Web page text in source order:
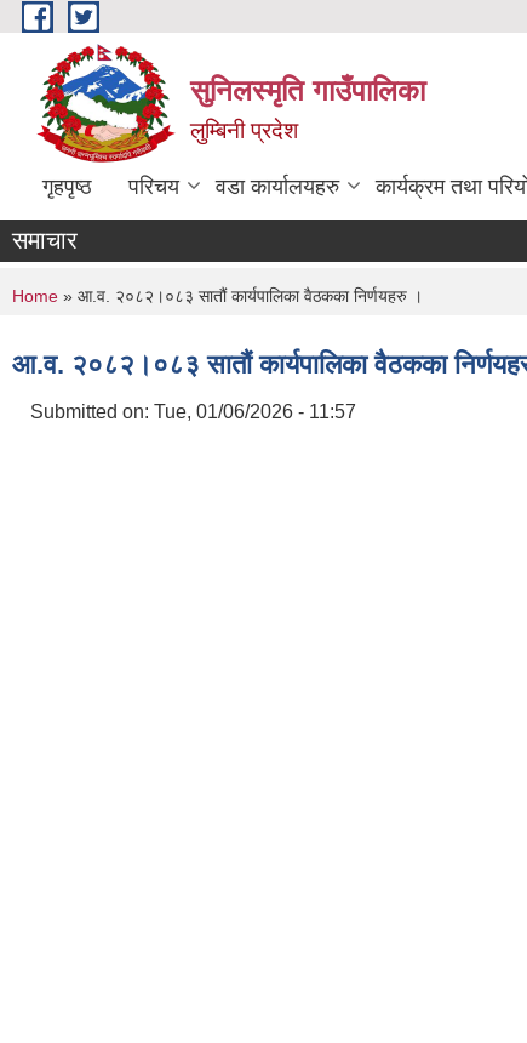
Skip to main content
सुनिलस्मृति गाउँपालिका
लुम्बिनी प्रदेश
गृहपृष्ठ परिचय वडा कार्यालयहरु कार्यक्रम तथा
समाचार
You are here
Home » आ.व. २०८२।०८३ सातौं कार्यपालिका वैठकका निर्णयहरु ।
आ.व. २०८२।०८३ सातौं कार्यपालिका वैठकका
Submitted on: Tue, 01/06/2026 - 11:57